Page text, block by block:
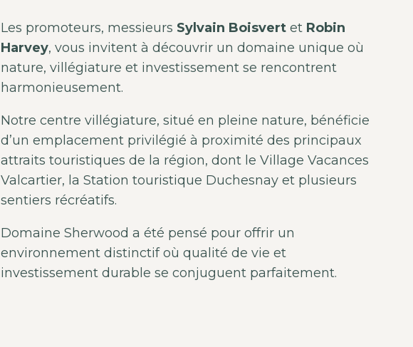
Les promoteurs, messieurs Sylvain Boisvertet Robin
Harvey, vous invitent à découvrir un domaine unique où
nature, villégiature et investissement se rencontrent
harmonieusement.
Notre centre villégiature, situé en pleine nature, bénéficie
d’un emplacement privilégié à proximité des principaux
attraits touristiques de la région, dont le Village Vacances
Valcartier, la Station touristique Duchesnay et plusieurs
sentiers récréatifs.
Domaine Sherwood a été pensé pour offrir un
environnement distinctif où qualité de vie et
investissement durable se conjuguent parfaitement.